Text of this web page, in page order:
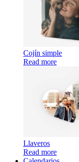
Cojín simple
Read more
Llaveros
Read more